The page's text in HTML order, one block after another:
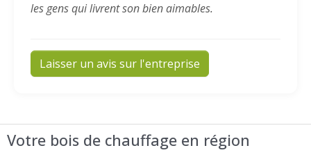
les gens qui livrent son bien aimables.
Laisser un avis sur l'entreprise
Votre bois de chauffage en région